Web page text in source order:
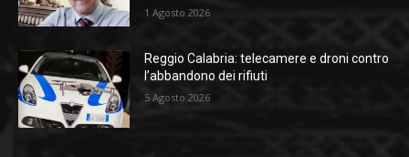
1 Agosto 2026
Reggio Calabria: telecamere e droni contro
l’abbandono dei rifiuti
5 Agosto 2026